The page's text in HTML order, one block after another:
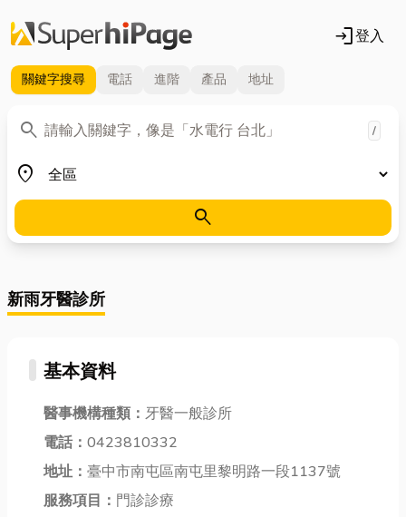
login登入
關鍵字搜尋 電話 進階 產品 地址
search
關鍵字 /
place
地區
search
新雨牙醫診所
基本資料
醫事機構種類： 牙醫一般診所
電話： 0423810332
地址： 臺中市南屯區南屯里黎明路一段1137號
服務項目： 門診診療